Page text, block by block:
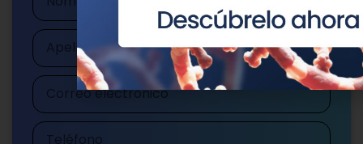
Apellidos
Correo
electrónico
Teléfono